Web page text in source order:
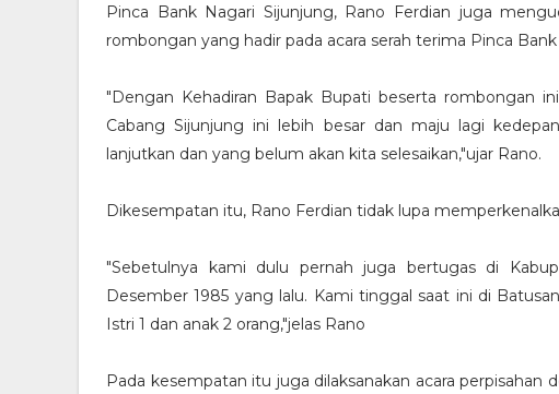
Pinca Bank Nagari Sijunjung, Rano Ferdian juga
rombongan yang hadir pada acara serah terima Pinca
"Dengan Kehadiran Bapak Bupati beserta rombongan
Cabang Sijunjung ini lebih besar dan maju lagi
lanjutkan dan yang belum akan kita selesaikan,"ujar Rano.
Dikesempatan itu, Rano Ferdian tidak lupa
"Sebetulnya kami dulu pernah juga bertugas di
Desember 1985 yang lalu. Kami tinggal saat ini di
Istri 1 dan anak 2 orang,"jelas Rano
Pada kesempatan itu juga dilaksanakan acara